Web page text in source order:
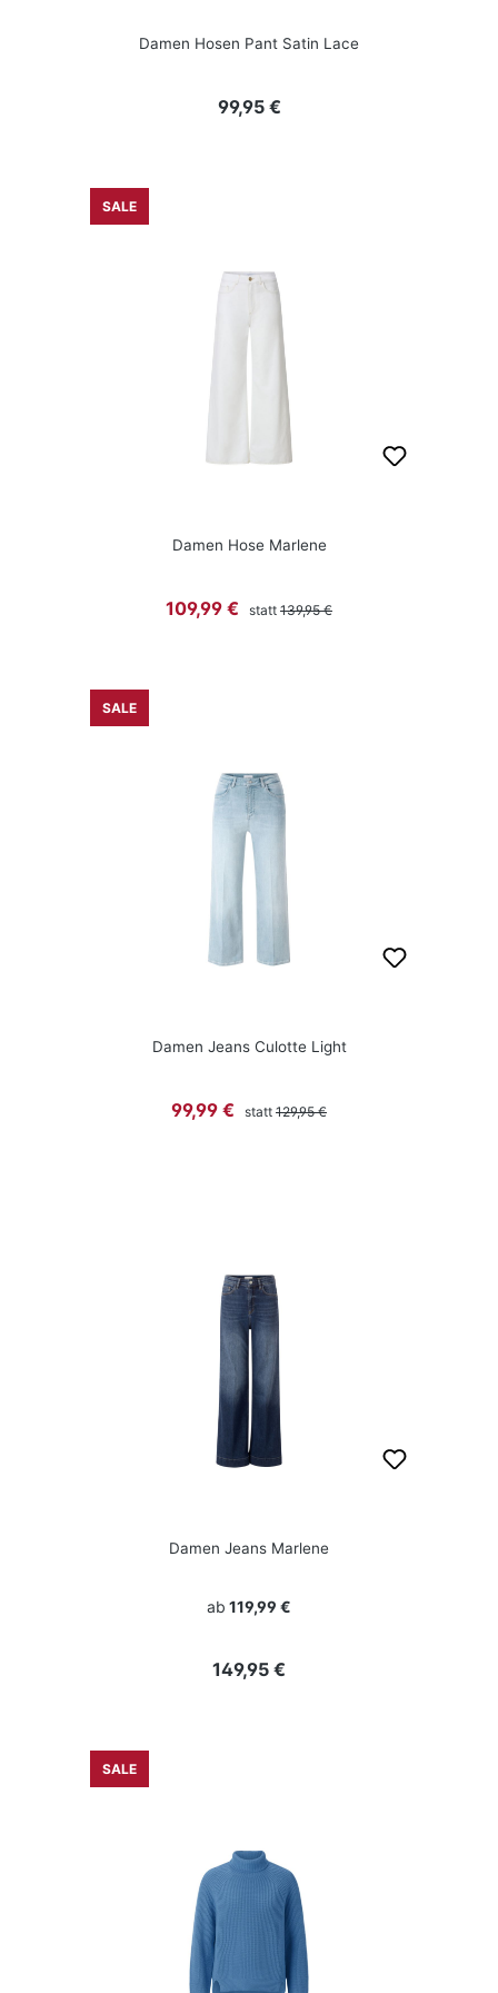
Damen Hosen Pant Satin Lace
Regulärer Preis:
99,95 €
SALE
Damen Hose Marlene
Verkaufspreis:
109,99 € statt Regulärer Preis:
139,95 €
SALE
Damen Jeans Culotte Light
Verkaufspreis:
99,99 € statt Regulärer Preis:
129,95 €
Damen Jeans Marlene
ab 119,99 €
Regulärer Preis:
149,95 €
SALE